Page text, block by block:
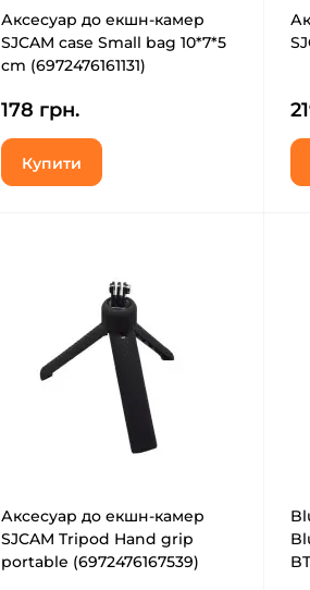
Аксесуар до екшн-камер
SJCAM case Small bag 10*7*5
cm (6972476161131)
178 грн.
Купити
Аксесуар до екшн-камер
SJCAM Tripod Hand grip
portable (6972476167539)